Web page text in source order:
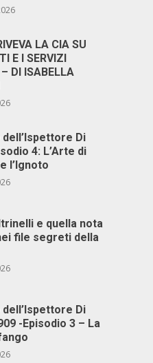
LA CIA SU
E I SERVIZI
DI ISABELLA
dell’Ispettore Di
4: L’Arte di
l’Ignoto
e quella nota
file segreti della
dell’Ispettore Di
-Episodio 3 – La